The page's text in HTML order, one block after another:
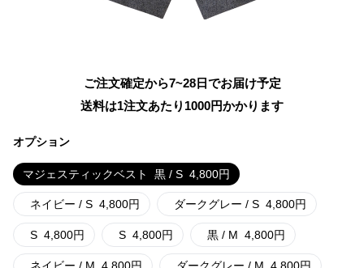
ご注文確定から7~28日でお届け予定
送料は1注文あたり 1000円かかります
オプション
マジェスティックベスト 黒 / S 4,800円
ネイビー / S 4,800円 ダークグレー / S 4,800円
S 4,800円 S 4,800円 黒 / M 4,800円